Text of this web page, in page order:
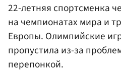
22-летняя спортсменка
на чемпионатах мира и
Европы. Олимпийские
пропустила из-за
перепонкой.